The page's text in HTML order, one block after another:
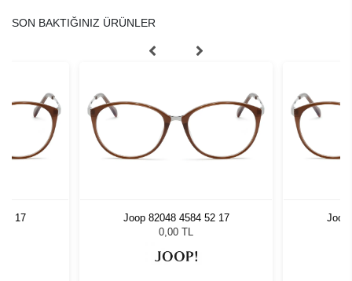
SON BAKTIĞINIZ ÜRÜNLER
17
Joop 82048 4584 52 17
0,00 TL
Joop